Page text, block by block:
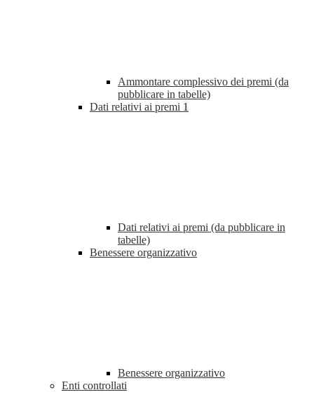
Ammontare complessivo dei premi (da
pubblicare in tabelle)
Dati relativi ai premi 1
Dati relativi ai premi (da pubblicare in
tabelle)
Benessere organizzativo
Benessere organizzativo
Enti controllati